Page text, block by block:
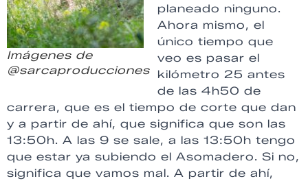
Imágenes de
@sarcaproducciones
planeado ninguno.
Ahora mismo, el
único tiempo que
veo es pasar el
kilómetro 25 antes
de las 4h50 de
carrera, que es el tiempo de corte que dan
y a partir de ahí, que significa que son las
13:50h. A las 9 se sale, a las 13:50h tengo
que estar ya subiendo el Asomadero. Si no,
significa que vamos mal. A partir de ahí,